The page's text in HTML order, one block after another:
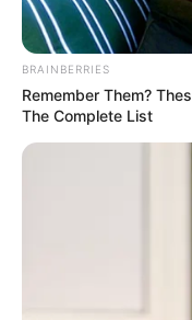
statt mit ihren
zu ermorden?
Quermania folgen:
BRAINBERRIES
Remember Them?
The Complete List